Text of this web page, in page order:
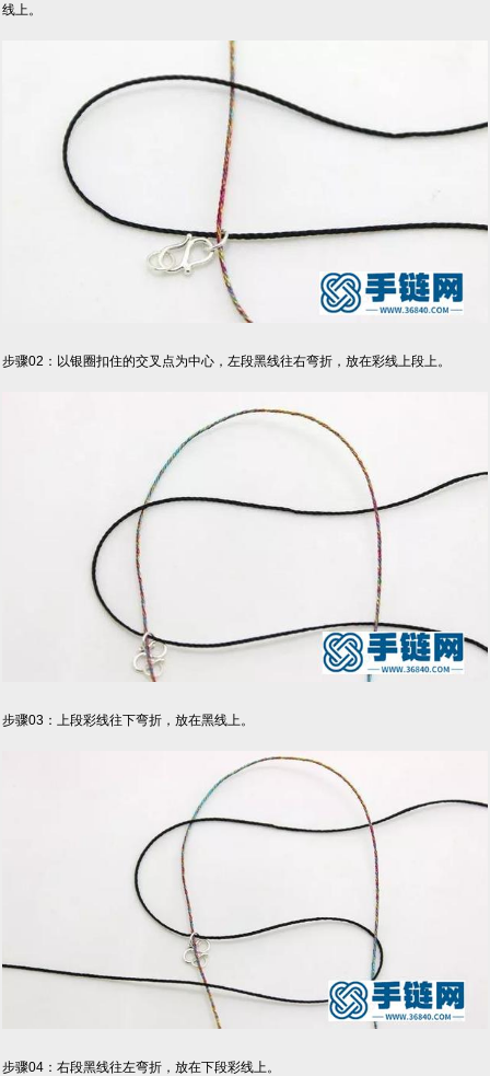
线上。
步骤02：以银圈扣住的交叉点为中心，左段黑线往右弯折，放在彩线上段上。
步骤03：上段彩线往下弯折，放在黑线上。
步骤04：右段黑线往左弯折，放在下段彩线上。